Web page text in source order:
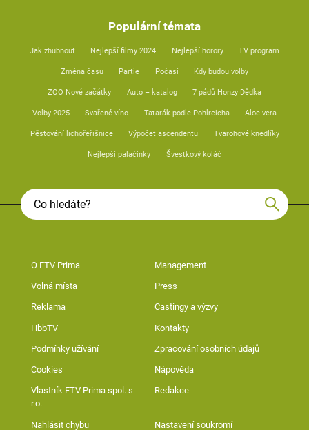
Populární témata
Jak zhubnout Nejlepší filmy 2024 Nejlepší horory TV program
Změna času Partie Počasí Kdy budou volby
ZOO Nové začátky Auto – katalog 7 pádů Honzy Dědka
Volby 2025 Svařené víno Tatarák podle Pohlreicha Aloe vera
Pěstování lichořeřišnice Výpočet ascendentu Tvarohové knedlíky
Nejlepší palačinky Švestkový koláč
O FTV Prima Management
Volná místa Press
Reklama Castingy a výzvy
HbbTV Kontakty
Podmínky užívání Zpracování osobních údajů
Cookies Nápověda
Vlastník FTV Prima spol. s
r.o.
Redakce
Nahlásit chybu Nastavení soukromí